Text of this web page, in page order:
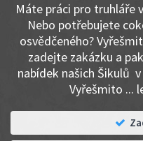
Máte práci pro truhláře
Nebo potřebujete
osvědčeného?
zadejte zakázku a
nabídek našich Šikulů
Vyřešmito ...